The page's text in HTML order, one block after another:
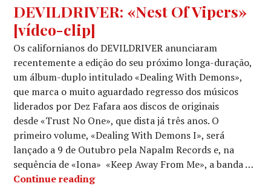
DEVILDRIVER: «Nest Of Vipers»
[vídeo-clip]
Os californianos do DEVILDRIVER anunciaram
recentemente a edição do seu próximo longa-duração,
um álbum-duplo intitulado «Dealing With Demons»,
que marca o muito aguardado regresso dos músicos
liderados por Dez Fafara aos discos de originais
desde «Trust No One», que dista já três anos. O
primeiro volume, «Dealing With Demons I», será
lançado a 9 de Outubro pela Napalm Records e, na
sequência de «Iona» «Keep Away From Me», a banda …
Continue readingDEVILDRIVER: «Nest Of Vipers»